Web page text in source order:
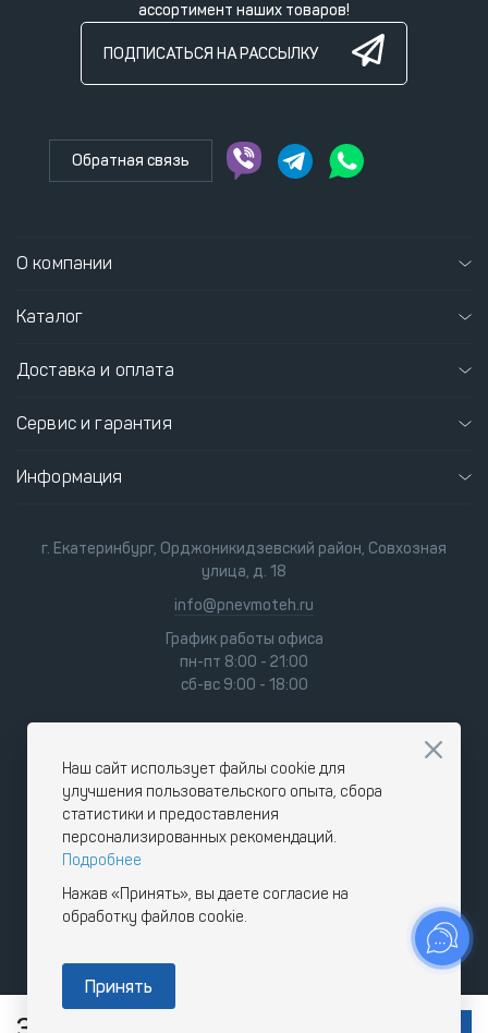
ассортимент наших товаров!
ПОДПИСАТЬСЯ НА РАССЫЛКУ
Обратная связь
О компании
Каталог
Доставка и оплата
Сервис и гарантия
Информация
г. Екатеринбург, Орджоникидзевский район, Совхозная
улица, д. 18
info@pnevmoteh.ru
График работы офиса
пн-пт 8:00 - 21:00
сб-вс 9:00 - 18:00
Наш сайт использует файлы cookie для
улучшения пользовательского опыта, сбора
статистики и предоставления
персонализированных рекомендаций.
Подробнее
Нажав «Принять», вы даете согласие на
обработку файлов cookie.
Принять